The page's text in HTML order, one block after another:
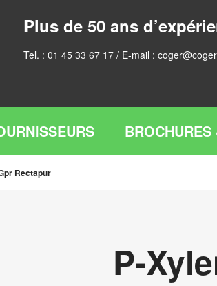
Plus de 50 ans
Tel. : 01 45 33 67 17 / E-mail :
Rectapur
P-